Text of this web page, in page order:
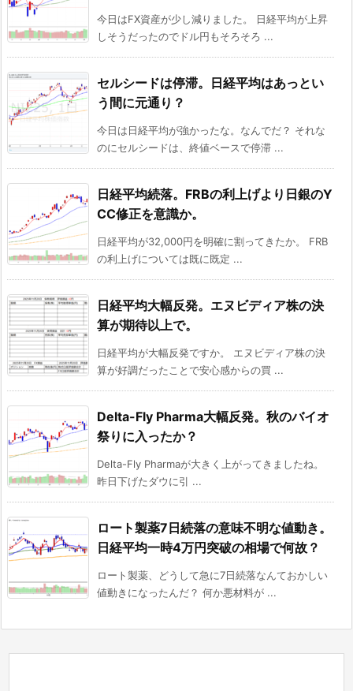
今日はFX資産が少し減りました。 日経平均が上昇
しそうだったのでドル円もそろそろ ...
セルシードは停滞。日経平均はあっとい
う間に元通り？
今日は日経平均が強かったな。なんでだ？ それな
のにセルシードは、終値ベースで停滞 ...
日経平均続落。FRBの利上げより日銀のY
CC修正を意識か。
日経平均が32,000円を明確に割ってきたか。 FRB
の利上げについては既に既定 ...
日経平均大幅反発。エヌビディア株の決
算が期待以上で。
日経平均が大幅反発ですか。 エヌビディア株の決
算が好調だったことで安心感からの買 ...
Delta-Fly Pharma大幅反発。秋のバイオ
祭りに入ったか？
Delta-Fly Pharmaが大きく上がってきましたね。
昨日下げたダウに引 ...
ロート製薬7日続落の意味不明な値動き。
日経平均一時4万円突破の相場で何故？
ロート製薬、どうして急に7日続落なんておかしい
値動きになったんだ？ 何か悪材料が ...